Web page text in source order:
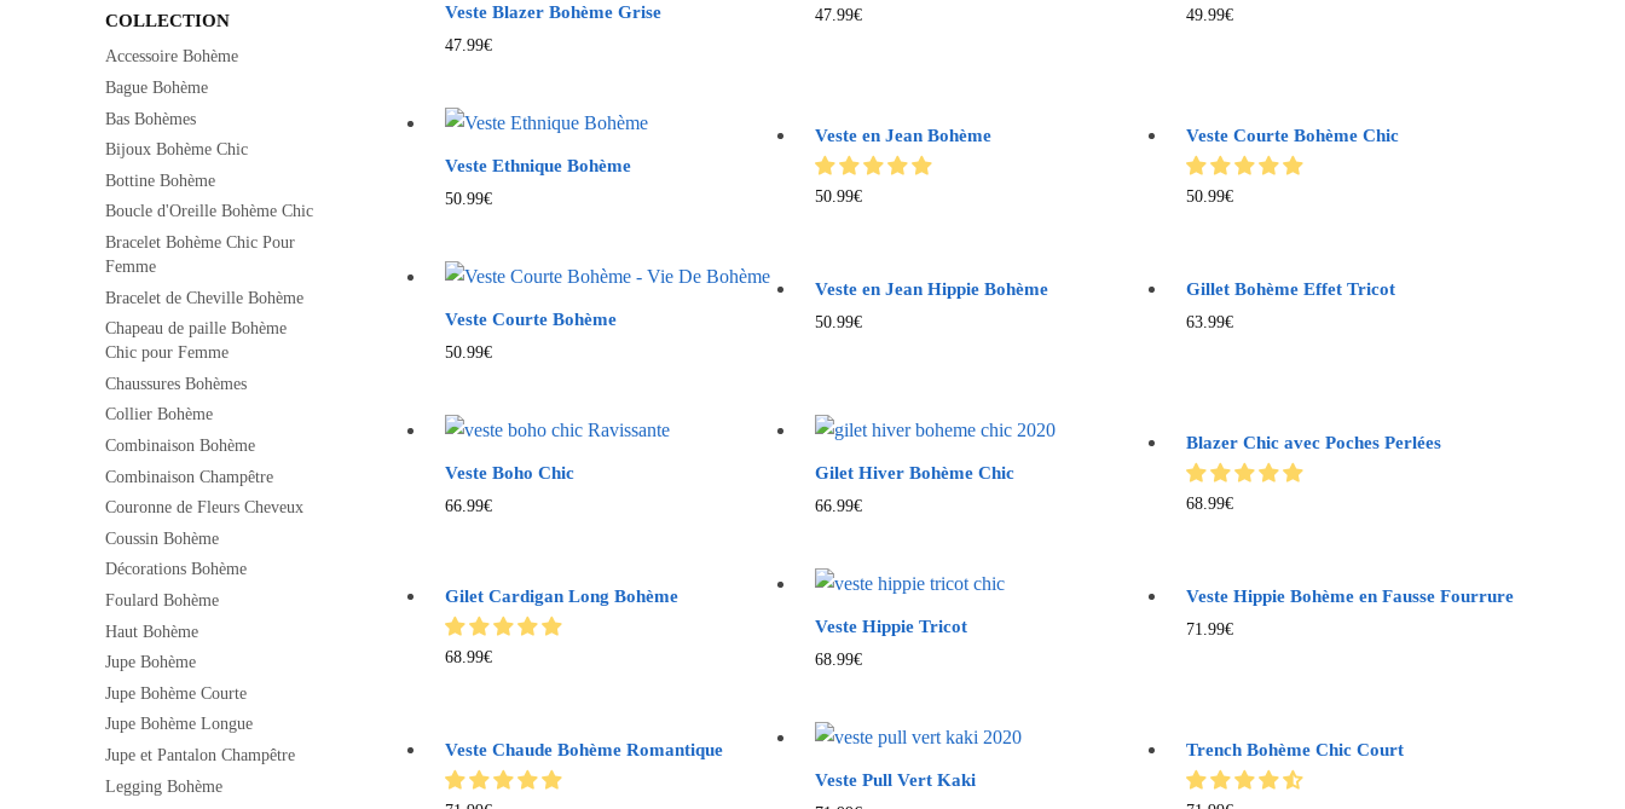
Veste Blazer Bohème Grise
47.99€
47.99€ 49.99€
Veste Ethnique Bohème
50.99€
Veste en Jean Bohème
50.99€
Veste Courte Bohème Chic
50.99€
Veste Courte Bohème
50.99€
Veste en Jean Hippie Bohème
50.99€
Gillet Bohème Effet Tricot
63.99€
Veste Boho Chic
66.99€
Gilet Hiver Bohème Chic
66.99€
Blazer Chic avec Poches Perlées
68.99€
Gilet Cardigan Long Bohème
68.99€
Veste Hippie Tricot
68.99€
Veste Hippie Bohème en Fausse Fourrure
71.99€
Veste Chaude Bohème Romantique
Veste Pull Vert Kaki
Trench Bohème Chic Court
COLLECTION
Accessoire Bohème
Bague Bohème
Bas Bohèmes
Bijoux Bohème Chic
Bottine Bohème
Boucle d'Oreille Bohème Chic
Bracelet Bohème Chic Pour
Femme
Bracelet de Cheville Bohème
Chapeau de paille Bohème
Chic pour Femme
Chaussures Bohèmes
Collier Bohème
Combinaison Bohème
Combinaison Champêtre
Couronne de Fleurs Cheveux
Coussin Bohème
Décorations Bohème
Foulard Bohème
Haut Bohème
Jupe Bohème
Jupe Bohème Courte
Jupe Bohème Longue
Jupe et Pantalon Champêtre
Legging Bohème